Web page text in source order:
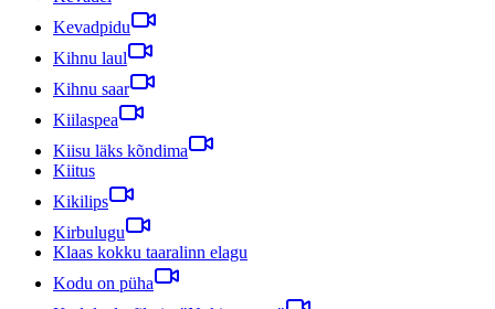
Kevadpidu
Kihnu laul
Kihnu saar
Kiilaspea
Kiisu läks kõndima
Kiitus
Kikilips
Kirbulugu
Klaas kokku taaralinn elagu
Kodu on püha